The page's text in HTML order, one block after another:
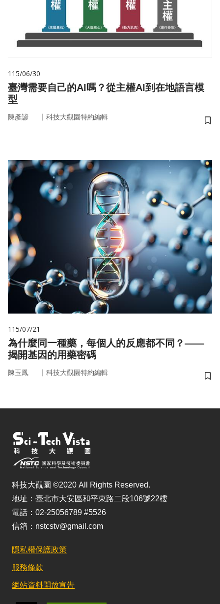
115/06/30
臺灣需要自己的AI嗎？從主權AI到在地語言模
型
陳彥諺 ｜ 科技大觀園特約編輯
儲
115/07/21
為什麼同一種藥，每個人的反應都不同？——
揭開基因的用藥密碼
陳玉鳳 ｜ 科技大觀園特約編輯
儲
科技大觀園 ©2020 All Rights Reserved.
地址：臺北市大安區和平東路二段106號22樓
電話：02-25056789 #5526
信箱：nstcstv@gmail.com
隱私權保護政策
服務條款
網站資料開放宣告